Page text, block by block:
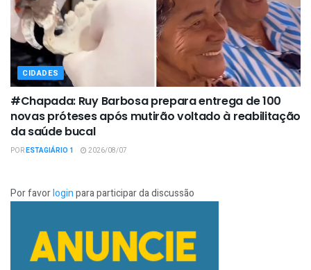
CIDADES
#Chapada: Ruy Barbosa prepara entrega de 100
novas próteses após mutirão voltado à reabilitação
da saúde bucal
PORESTAGIÁRIO 1 2026/08/07
Por favorloginpara participar da discussão